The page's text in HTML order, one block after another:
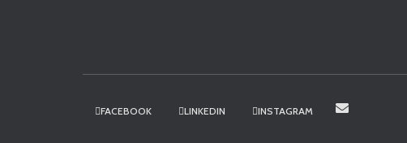
FACEBOOK LINKEDIN INSTAGRAM